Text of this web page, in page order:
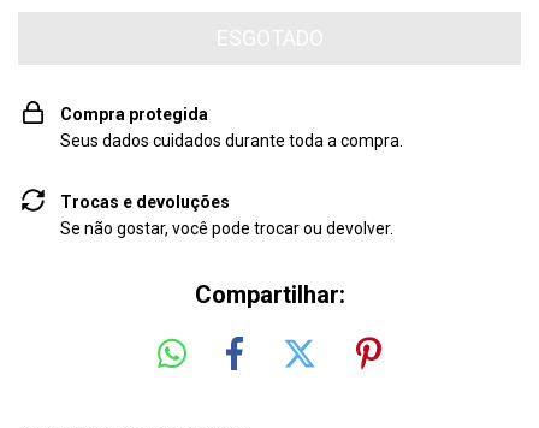
Compra protegida
Seus dados cuidados durante toda a compra.
Trocas e devoluções
Se não gostar, você pode trocar ou devolver.
Compartilhar: